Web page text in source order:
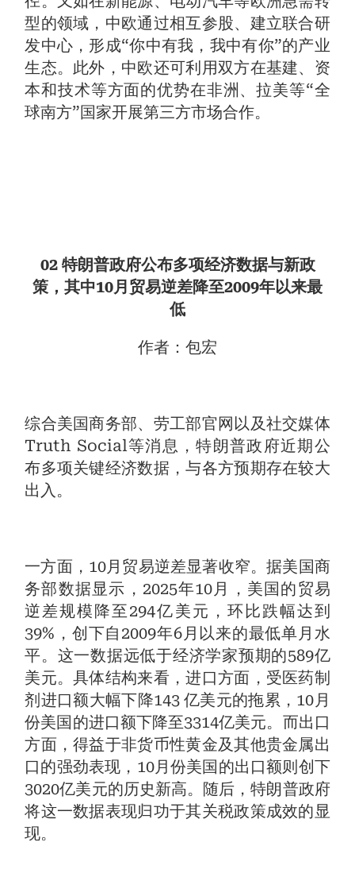
型的领域，中欧通过相互参股、建立联合研
发中心，形成“你中有我，我中有你”的产业
生态。此外，中欧还可利用双方在基建、资
本和技术等方面的优势在非洲、拉美等“全
球南方”国家开展第三方市场合作。
02 特朗普政府公布多项经济数据与新政
策，其中10月贸易逆差降至2009年以来最
低
作者：包宏
综合美国商务部、劳工部官网以及社交媒体
Truth Social等消息，特朗普政府近期公
布多项关键经济数据，与各方预期存在较大
出入。
一方面，10月贸易逆差显著收窄。据美国商
务部数据显示，2025年10月，美国的贸易
逆差规模降至294亿美元，环比跌幅达到
39%，创下自2009年6月以来的最低单月水
平。这一数据远低于经济学家预期的589亿
美元。具体结构来看，进口方面，受医药制
剂进口额大幅下降143 亿美元的拖累，10月
份美国的进口额下降至3314亿美元。而出口
方面，得益于非货币性黄金及其他贵金属出
口的强劲表现，10月份美国的出口额则创下
3020亿美元的历史新高。随后，特朗普政府
将这一数据表现归功于其关税政策成效的显
现。